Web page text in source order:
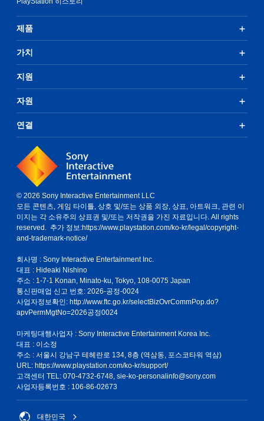
제품
가치
지원
자원
연결
© 2026 Sony Interactive Entertainment LLC
모든 콘텐츠, 게임 타이틀, 상호 및/또는 상품 외장, 상표, 아트워크, 관련 이
미지는 각 소유주의 상표권 및/또는 저작권을 가진 자료입니다. All rights
reserved. 추가 정보:https://www.playstation.com/ko-kr/legal/copyright-
and-trademark-notice/
회사명 : Sony Interactive Entertainment Inc.
대표 : Hideaki Nishino
주소 : 1-7-1 Konan, Minato-ku, Tokyo, 108-0075 Japan
통신판매업 신고 번호: 2026-공정-0024
사업자정보확인: http://www.ftc.go.kr/selectBizOvrCommPop.do?
apvPermMgtNo=2026공정0024
마케팅대행사업자 : Sony Interactive Entertainment Korea Inc.
대표 : 이소정
주소 : 서울시 강남구 테헤란로 134, 8층 (역삼동, 포스코타워 역삼)
URL: https://www.playstation.com/ko-kr/support/
고객센터 TEL: 070-4732-6748, sie-ko-personalinfo@sony.com
사업자등록번호 : 106-86-02673
대한민국